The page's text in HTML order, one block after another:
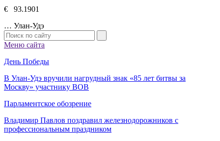
€ 93.1901
… Улан-Удэ
Меню сайта
День Победы
В Улан-Удэ вручили нагрудный знак «85 лет битвы за
Москву» участнику ВОВ
Парламентское обозрение
Владимир Павлов поздравил железнодорожников с
профессиональным праздником